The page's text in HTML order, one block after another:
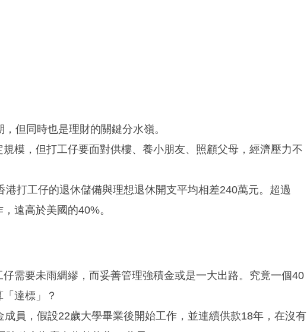
但同時也是理財的關鍵分水嶺。
模，但打工仔要面對供樓、養小朋友、照顧父母，經濟壓力不
打工仔的退休儲備與理想退休開支平均相差240萬元。超過
遠高於美國的40%。
需要未雨綢繆，而妥善管理強積金或是一大出路。究竟一個40
達標」？
員，假設22歲大學畢業後開始工作，並連續供款18年，在沒有